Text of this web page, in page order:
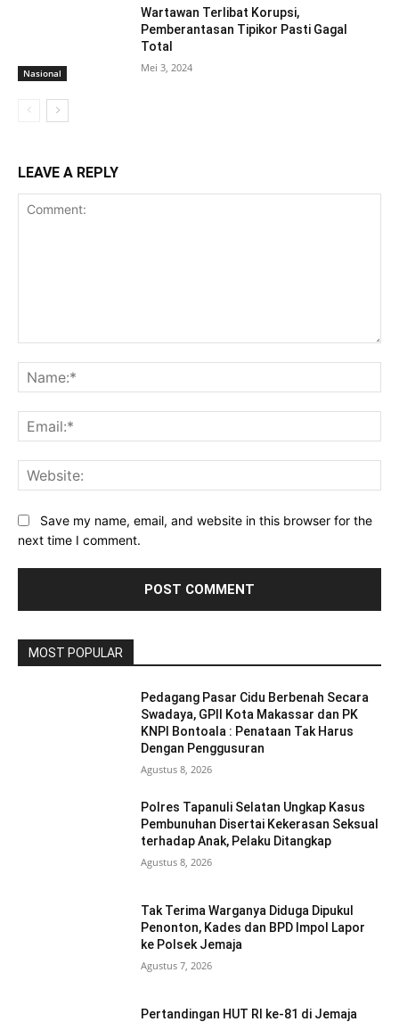
Nasional
Wartawan Terlibat Korupsi,
Pemberantasan Tipikor Pasti Gagal
Total
Mei 3, 2024
LEAVE A REPLY
Save my name, email, and website in this browser for the
next time I comment.
MOST POPULAR
Pedagang Pasar Cidu Berbenah Secara
Swadaya, GPII Kota Makassar dan PK
KNPI Bontoala : Penataan Tak Harus
Dengan Penggusuran
Agustus 8, 2026
Polres Tapanuli Selatan Ungkap Kasus
Pembunuhan Disertai Kekerasan Seksual
terhadap Anak, Pelaku Ditangkap
Agustus 8, 2026
Tak Terima Warganya Diduga Dipukul
Penonton, Kades dan BPD Impol Lapor
ke Polsek Jemaja
Agustus 7, 2026
Pertandingan HUT RI ke-81 di Jemaja